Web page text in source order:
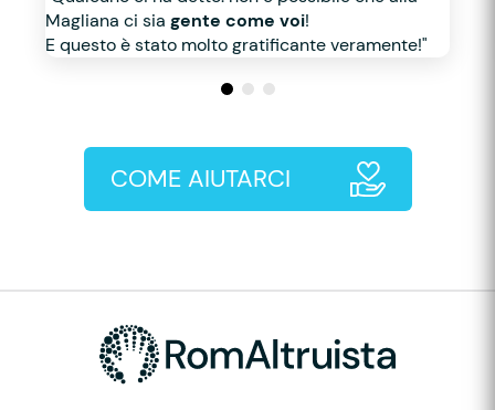
Magliana ci sia gente come voi!
E questo è stato molto gratificante veramente!"
COME AIUTARCI